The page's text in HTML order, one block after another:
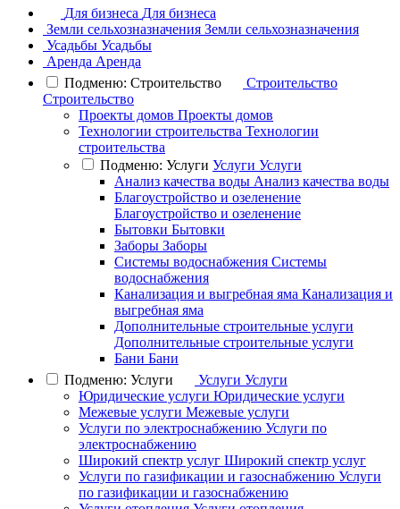
Для бизнеса Для бизнеса
Земли сельхозназначения Земли сельхозназначения
Усадьбы Усадьбы
Аренда Аренда
Подменю: Строительство
Строительство
Строительство
Проекты домов Проекты домов
Технологии строительства Технологии
строительства
Подменю: Услуги Услуги Услуги
Анализ качества воды Анализ качества воды
Благоустройство и озеленение
Благоустройство и озеленение
Бытовки Бытовки
Заборы Заборы
Системы водоснабжения Системы
водоснабжения
Канализация и выгребная яма Канализация и
выгребная яма
Дополнительные строительные услуги
Дополнительные строительные услуги
Бани Бани
Подменю: Услуги
Услуги Услуги
Юридические услуги Юридические услуги
Межевые услуги Межевые услуги
Услуги по электроснабжению Услуги по
электроснабжению
Широкий спектр услуг Широкий спектр услуг
Услуги по газификации и газоснабжению Услуги
по газификации и газоснабжению